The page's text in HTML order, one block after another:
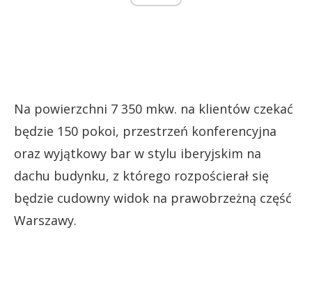
Na powierzchni 7 350 mkw. na klientów czekać
będzie 150 pokoi, przestrzeń konferencyjna
oraz wyjątkowy bar w stylu iberyjskim na
dachu budynku, z którego rozpościerał się
będzie cudowny widok na prawobrzeżną część
Warszawy.